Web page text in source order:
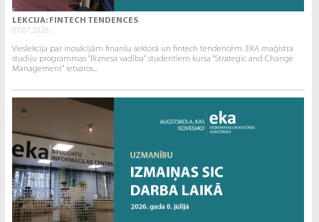
LEKCIJA: FINTECH TENDENCES
07.07.2026.
Vieslekcija par inovācijām finanšu sektorā un fintech tendencēm. EKA maģistra
studiju programmas “Biznesa vadība” studentiem kursa “Strategic and Change
Management” ietvaros...